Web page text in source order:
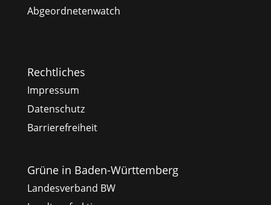
Abgeordnetenwatch
Rechtliches
Impressum
Datenschutz
Barrierefreiheit
Grüne in Baden-Württemberg
Landesverband BW